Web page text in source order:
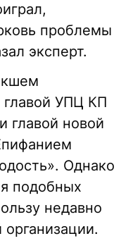
проблемы
эксперт.
УПЦ КП
главой новой
Однако
подобных
недавно